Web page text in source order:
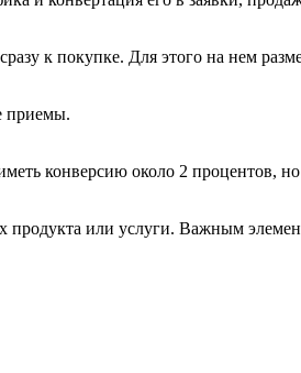
к покупке. Для этого на нем
приемы.
конверсию около 2 процентов,
продукта или услуги. Важным